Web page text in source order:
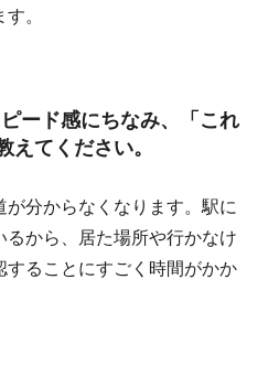
。
ード感にちなみ、「これ
てください。
分からなくなります。駅に
から、居た場所や行かなけ
ることにすごく時間がかか